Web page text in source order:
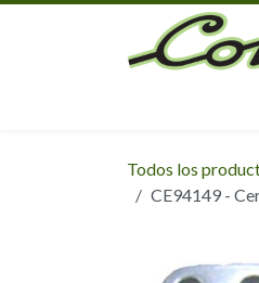
Ir al contenido
Todos los
CE94149 -